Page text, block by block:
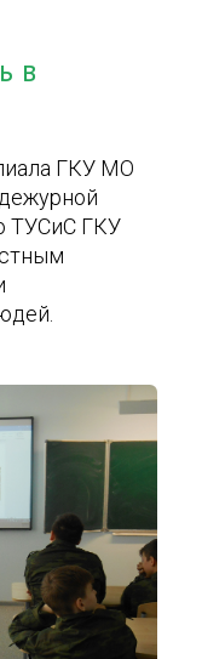
в
ГКУ МО
ТУСиС ГКУ